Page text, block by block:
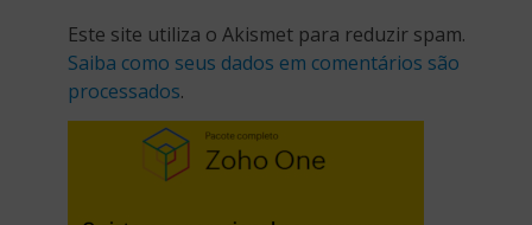
Este site utiliza o Akismet para reduzir spam.
Saiba como seus dados em comentários são
processados.